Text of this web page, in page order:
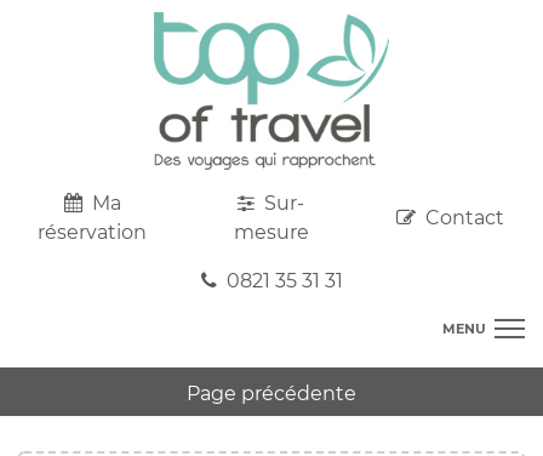
Ma
réservation
Sur-
mesure
Contact
0821 35 31 31
MENU
DESTINATIONS
AU DEPART DE CHEZ VOUS
Page précédente